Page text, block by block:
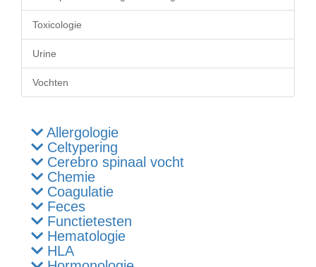
Toxicologie
Urine
Vochten
Allergologie
Celtypering
Cerebro spinaal vocht
Chemie
Coagulatie
Feces
Functietesten
Hematologie
HLA